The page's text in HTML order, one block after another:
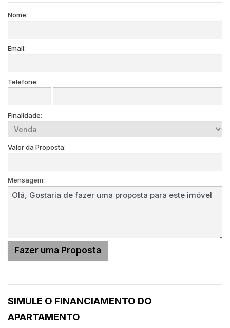
Nome:
Email:
Telefone:
Finalidade:
Valor da Proposta:
Mensagem:
SIMULE O FINANCIAMENTO DO
APARTAMENTO